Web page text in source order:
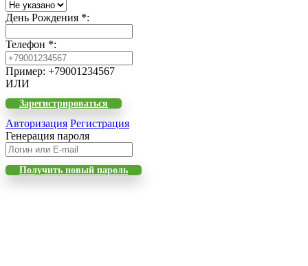
День Рождения *:
Телефон *:
Пример: +79001234567
ИЛИ
Зарегистрироваться
Авторизация Регистрация
Генерация пароля
Получить новый пароль